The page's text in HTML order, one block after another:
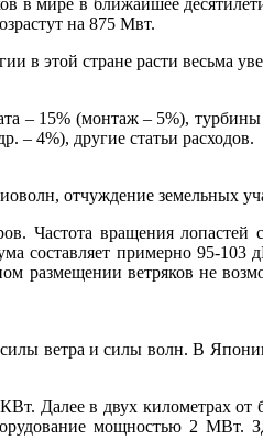
на 875 Мвт.
в этой стране расти весьма
– 15% (монтаж – 5%),
– 4%), другие статьи расходов.
отчуждение земельных
Частота вращения
составляет примерно 95-103
размещении ветряков не
ветра и силы волн. В
Далее в двух километрах от
мощностью 2 МВт.